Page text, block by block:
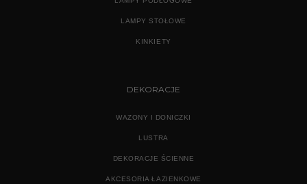
LAMPY STOŁOWE
KINKIETY
DEKORACJE
WAZONY I DONICZKI
LUSTRA
DEKORACJE ŚCIENNE
AKCESORIA ŁAZIENKOWE